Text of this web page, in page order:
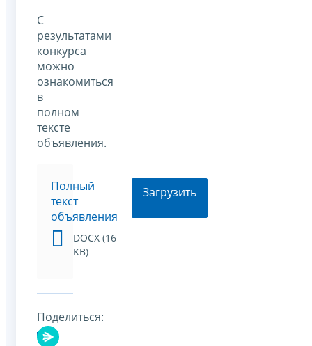
С
результатами
конкурса
можно
ознакомиться
в
полном
тексте
объявления.
Полный
текст
объявления
DOCX (16
KB)
Загрузить
Поделиться: